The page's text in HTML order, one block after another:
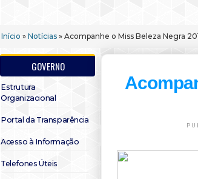
Início » Notícias » Acompanhe o Miss Beleza Negra
GOVERNO
Estrutura
Organizacional
Portal da Transparência
Acesso à Informação
Telefones Úteis